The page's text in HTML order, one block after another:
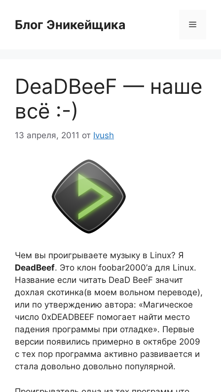
содержимому
Блог Эникейщика Меню
DeaDBeeF — наше
всё :-)
13 апреля, 2011 от Ivush
Чем вы проигрываете музыку в Linux? Я
DeadBeef. Это клон foobar2000’а для Linux.
Название если читать DeaD BeeF значит
дохлая скотинка(в моем вольном переводе),
или по утверждению автора: «Магическое
число 0xDEADBEEF помогает найти место
падения программы при отладке». Первые
версии появились примерно в октябре 2009
с тех пор программа активно развивается и
стала довольно довольно популярной.